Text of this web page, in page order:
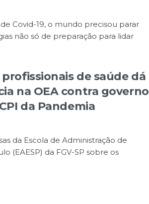
Covid-19, o mundo precisou parar
não só de preparação para lidar
de saúde dá
na OEA contra governo
da Pandemia
da Escola de Administração de
(EAESP) da FGV-SP sobre os